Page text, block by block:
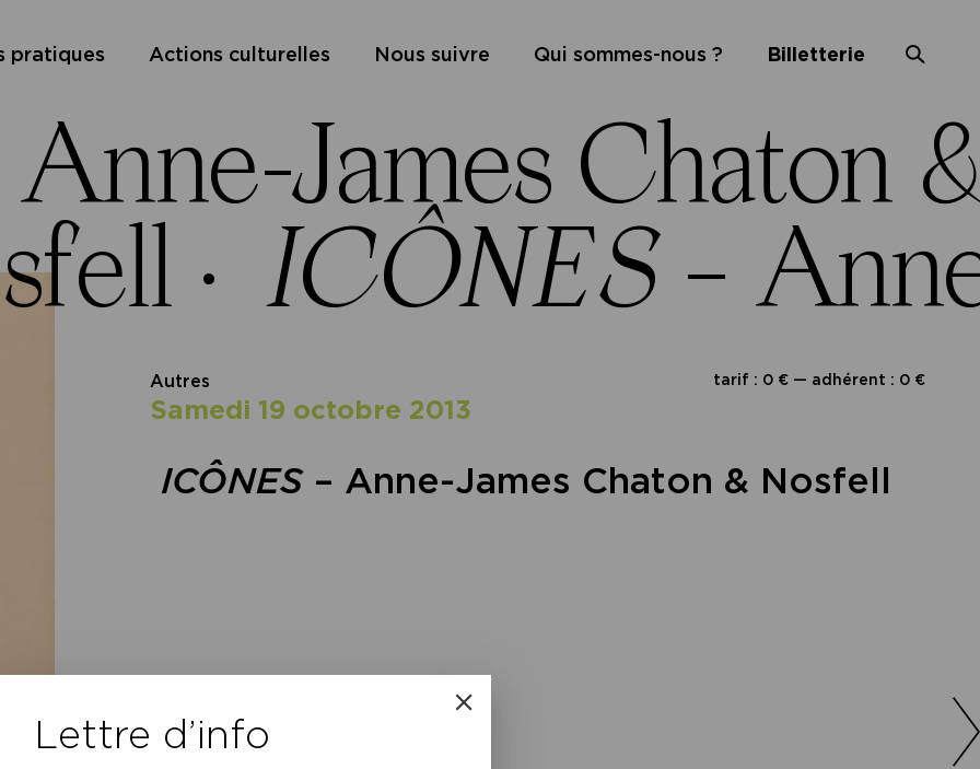
pratiques Actions culturelles Nous suivre Qui sommes-nous ? Billetterie
James Chaton
· ICÔNES–
tarif : 0 € — adhérent : 0 €
Autres
samedi 19 octobre 2013
ICÔNES– Anne-James Chaton & Nosfell
Lettre d’info